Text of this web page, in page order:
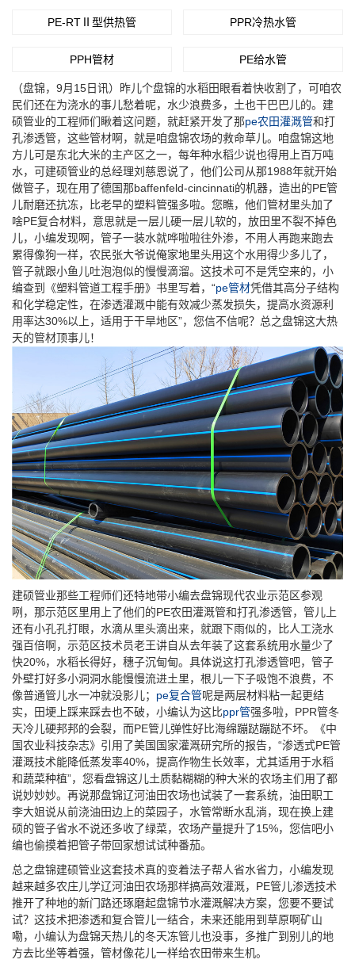
PE-RTⅡ型供热管 PPR冷热水管
PPH管材 PE给水管
（盘锦，9月15日讯）昨儿个盘锦的水稻田眼看着快收割了，可咱农
民们还在为浇水的事儿愁着呢，水少浪费多，土也干巴巴儿的。建
硕管业的工程师们瞅着这问题，就赶紧开发了那pe农田灌溉管和打
孔渗透管，这些管材啊，就是咱盘锦农场的救命草儿。咱盘锦这地
方儿可是东北大米的主产区之一，每年种水稻少说也得用上百万吨
水，可建硕管业的总经理刘慈恩说了，他们公司从那1988年就开始
做管子，现在用了德国那baffenfeld-cincinnati的机器，造出的PE管
儿耐磨还抗冻，比老早的塑料管强多啦。您瞧，他们管材里头加了
啥PE复合材料，意思就是一层儿硬一层儿软的，放田里不裂不掉色
儿，小编发现啊，管子一装水就哗啦啦往外渗，不用人再跑来跑去
累得像狗一样，农民张大爷说俺家地里头用这个水用得少多儿了，
管子就跟小鱼儿吐泡泡似的慢慢滴溜。这技术可不是凭空来的，小
编查到《塑料管道工程手册》书里写着，“pe管材凭借其高分子结构
和化学稳定性，在渗透灌溉中能有效减少蒸发损失，提高水资源利
用率达30%以上，适用于干旱地区”，您信不信呢？总之盘锦这大热
天的管材顶事儿！
建硕管业那些工程师们还特地带小编去盘锦现代农业示范区参观
咧，那示范区里用上了他们的PE农田灌溉管和打孔渗透管，管儿上
还有小孔孔打眼，水滴从里头滴出来，就跟下雨似的，比人工浇水
强百倍啊，示范区技术员老王讲自从去年装了这套系统用水量少了
快20%，水稻长得好，穗子沉甸甸。具体说这打孔渗透管吧，管子
外壁打好多小洞洞水能慢慢流进土里，根儿一下子吸饱不浪费，不
像普通管儿水一冲就没影儿； pe复合管呢是两层材料粘一起更结
实，田埂上踩来踩去也不破，小编认为这比ppr管强多啦，PPR管冬
天冷儿硬邦邦的会裂，而PE管儿弹性好比海绵蹦跶蹦跶不坏。《中
国农业科技杂志》引用了美国国家灌溉研究所的报告，“渗透式PE管
灌溉技术能降低蒸发率40%，提高作物生长效率，尤其适用于水稻
和蔬菜种植”，您看盘锦这儿土质黏糊糊的种大米的农场主们用了都
说妙妙妙。再说那盘锦辽河油田农场也试装了一套系统，油田职工
李大姐说从前浇油田边上的菜园子，水管常断水乱淌，现在换上建
硕的管子省水不说还多收了绿菜，农场产量提升了15%，您信吧小
编也偷摸着把管子带回家想试试种番茄。
总之盘锦建硕管业这套技术真的变着法子帮人省水省力，小编发现
越来越多农庄儿学辽河油田农场那样搞高效灌溉，PE管儿渗透技术
推开了种地的新门路还琢磨起盘锦节水灌溉解决方案，您要不要试
试？这技术把渗透和复合管儿一结合，未来还能用到草原啊矿山
嘞，小编认为盘锦天热儿的冬天冻管儿也没事，多推广到别儿的地
方去比坐等着强，管材像花儿一样给农田带来生机。